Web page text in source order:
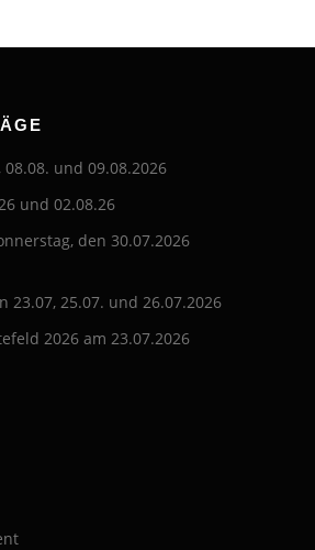
und 09.08.2026
und 02.08.26
den 30.07.2026
25.07. und 26.07.2026
2026 am 23.07.2026